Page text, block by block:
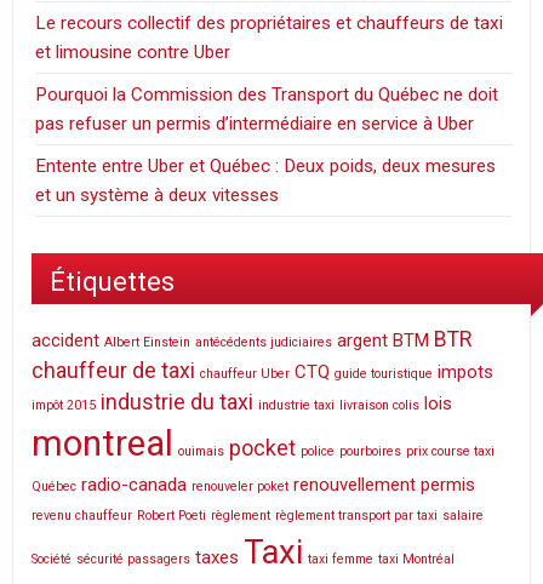
Le recours collectif des propriétaires et chauffeurs de taxi
et limousine contre Uber
Pourquoi la Commission des Transport du Québec ne doit
pas refuser un permis d’intermédiaire en service à Uber
Entente entre Uber et Québec : Deux poids, deux mesures
et un système à deux vitesses
Étiquettes
accident Albert Einstein antécédents judiciaires argent BTM BTR
chauffeur de taxi chauffeur Uber CTQ guide touristique impots
impôt 2015 industrie du taxi industrie taxi livraison colis lois
montreal ouimais pocket police pourboires prix course taxi
Québec radio-canada renouveler poket renouvellement permis
revenu chauffeur Robert Poeti règlement règlement transport par taxi salaire
Société sécurité passagers taxes Taxi taxi femme taxi Montréal